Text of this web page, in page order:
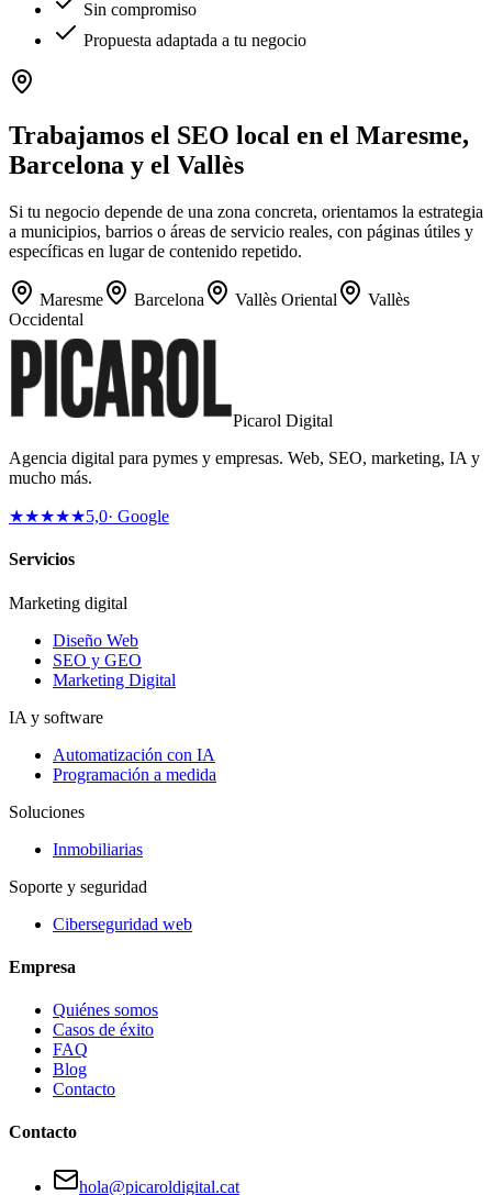
Sin compromiso
Propuesta adaptada a tu negocio
Trabajamos el SEO local en el Maresme,
Barcelona y el Vallès
Si tu negocio depende de una zona concreta, orientamos la estrategia
a municipios, barrios o áreas de servicio reales, con páginas útiles y
específicas en lugar de contenido repetido.
Maresme Barcelona Vallès Oriental
Vallès
Occidental
Picarol Digital
Agencia digital para pymes y empresas. Web, SEO, marketing, IA y
mucho más.
★★★★★5,0· Google
Servicios
Marketing digital
Diseño Web
SEO y GEO
Marketing Digital
IA y software
Automatización con IA
Programación a medida
Soluciones
Inmobiliarias
Soporte y seguridad
Ciberseguridad web
Empresa
Quiénes somos
Casos de éxito
FAQ
Blog
Contacto
Contacto
hola@picaroldigital.cat